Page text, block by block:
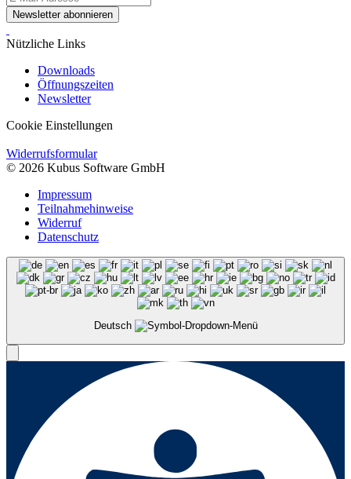
Newsletter abonnieren
Nützliche Links
Downloads
Öffnungszeiten
Newsletter
Cookie Einstellungen
Widerrufsformular
© 2026 Kubus Software GmbH
Impressum
Teilnahmehinweise
Widerruf
Datenschutz
Deutsch